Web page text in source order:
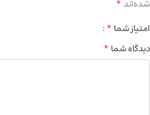
شده‌اند*
امتیاز شما*
دیدگاه شما*